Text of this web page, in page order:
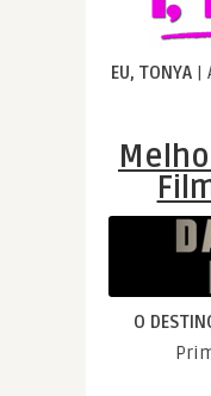
EU, TONYA |
O